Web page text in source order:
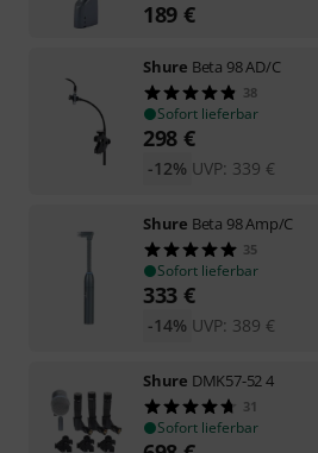
189 €
Shure Beta 98 AD/C
38
Sofort lieferbar
298 €
UVP: 339 €
-12%
Shure Beta 98 Amp/C
35
Sofort lieferbar
333 €
UVP: 389 €
-14%
Shure DMK57-52 4
31
Sofort lieferbar